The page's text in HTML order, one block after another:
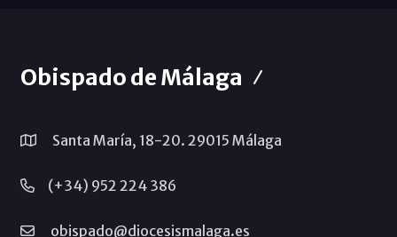
Obispado de Málaga
Santa María, 18-20. 29015 Málaga
(+34) 952 224 386
obispado@diocesismalaga.es